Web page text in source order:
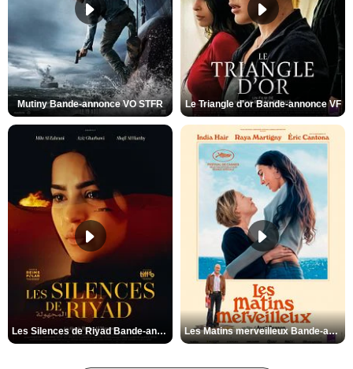
Mutiny Bande-annonce VO STFR Le Triangle d'or Bande-annonce VF
Les Silences de Riyad Bande-annonce VO STFR Les Matins merveilleux Bande-annonce VF